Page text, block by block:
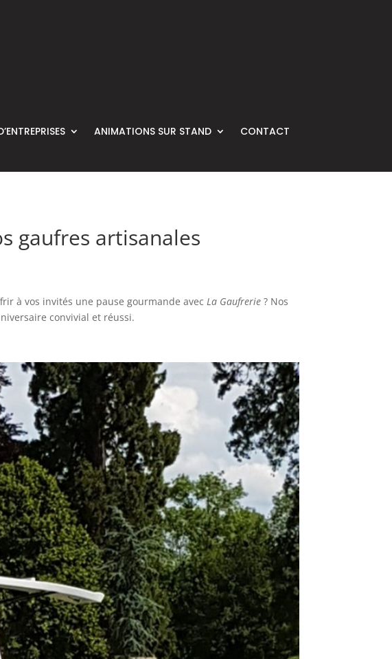
ANIMATIONS SUR STAND CONTACT
gaufres artisanales
à vos invités une pause gourmande avecLa Gaufrerie ? Nos
convivial et réussi.